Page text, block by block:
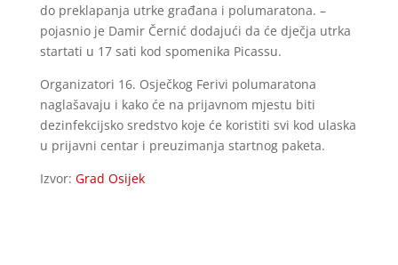
do preklapanja utrke građana i polumaratona. –
pojasnio je Damir Černić dodajući da će dječja utrka
startati u 17 sati kod spomenika Picassu.
Organizatori 16. Osječkog Ferivi polumaratona
naglašavaju i kako će na prijavnom mjestu biti
dezinfekcijsko sredstvo koje će koristiti svi kod ulaska
u prijavni centar i preuzimanja startnog paketa.
Izvor: Grad Osijek